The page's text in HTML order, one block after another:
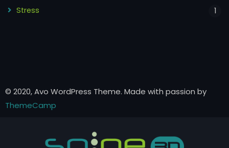
Stress 1
© 2020, Avo WordPress Theme. Made with passion by
ThemeCamp